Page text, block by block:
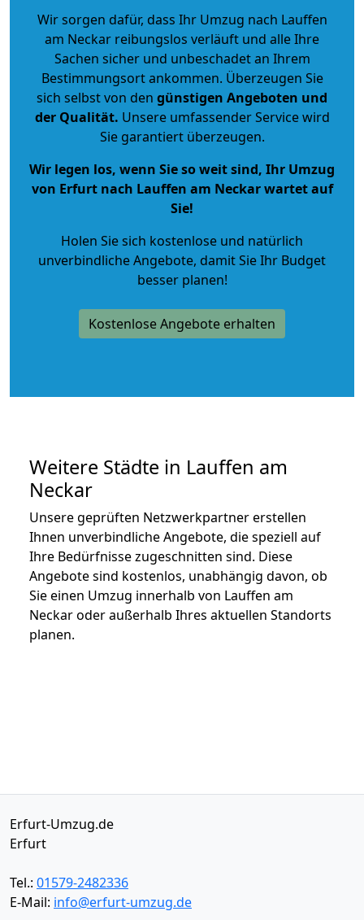
Wir sorgen dafür, dass Ihr Umzug nach Lauffen
am Neckar reibungslos verläuft und alle Ihre
Sachen sicher und unbeschadet an Ihrem
Bestimmungsort ankommen. Überzeugen Sie
sich selbst von den günstigen Angeboten und
der Qualität. Unsere umfassender Service wird
Sie garantiert überzeugen.
Wir legen los, wenn Sie so weit sind, Ihr Umzug
von Erfurt nach Lauffen am Neckar wartet auf
Sie!
Holen Sie sich kostenlose und natürlich
unverbindliche Angebote, damit Sie Ihr Budget
besser planen!
Kostenlose Angebote erhalten
Weitere Städte in Lauffen am
Neckar
Unsere geprüften Netzwerkpartner erstellen
Ihnen unverbindliche Angebote, die speziell auf
Ihre Bedürfnisse zugeschnitten sind. Diese
Angebote sind kostenlos, unabhängig davon, ob
Sie einen Umzug innerhalb von Lauffen am
Neckar oder außerhalb Ihres aktuellen Standorts
planen.
Erfurt-Umzug.de
Erfurt
Tel.: 01579-2482336
E-Mail: info@erfurt-umzug.de